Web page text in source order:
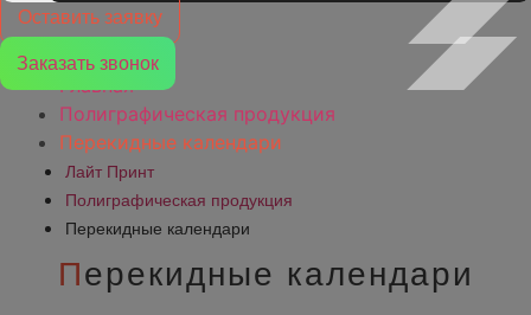
Оставить заявку
Заказать звонок
Главная
Полиграфическая продукция
Перекидные календари
Лайт Принт
Полиграфическая продукция
Перекидные календари
Перекидные календари